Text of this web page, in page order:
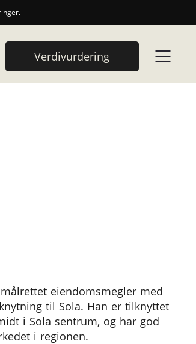
Verdivurdering
eiendomsmegler med
til Sola. Han er tilknyttet
i Sola sentrum, og har god
i regionen.